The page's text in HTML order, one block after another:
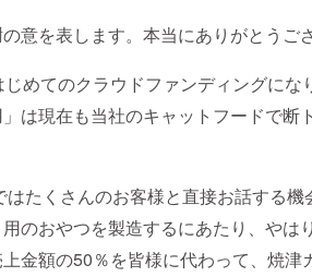
意を表します。本当にありがとうご
めてのクラウドファンディングにな
は現在も当社のキャットフードで断
たくさんのお客様と直接お話する
のおやつを製造するにあたり、やは
金額の50％を皆様に代わって、焼津